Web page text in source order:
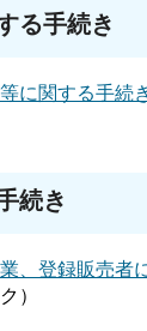
る手続き
に関する手続
続き
、登録販売者
）